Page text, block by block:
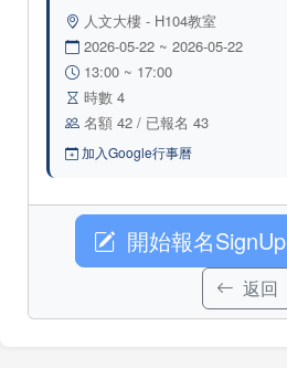
人文大樓 - H104教室
2026-05-22 ~ 2026-05-22
13:00 ~ 17:00
時數 4
名額 42 / 已報名 43
加入Google行事曆
開始報名SignUp
返回